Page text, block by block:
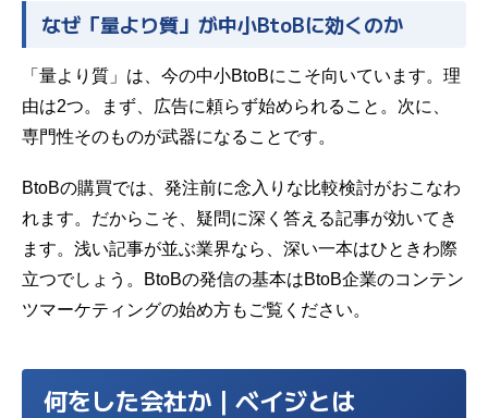
なぜ「量より質」が中小BtoBに効くのか
「量より質」は、今の中小BtoBにこそ向いています。理
由は2つ。まず、広告に頼らず始められること。次に、
専門性そのものが武器になることです。
BtoBの購買では、発注前に念入りな比較検討がおこなわ
れます。だからこそ、疑問に深く答える記事が効いてき
ます。浅い記事が並ぶ業界なら、深い一本はひときわ際
立つでしょう。BtoBの発信の基本はBtoB企業のコンテン
ツマーケティングの始め方もご覧ください。
何をした会社か｜ベイジとは